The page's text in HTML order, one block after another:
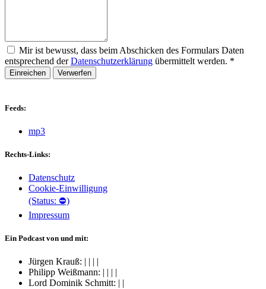
Mir ist bewusst, dass beim Abschicken des Formulars Daten
entsprechend derDatenschutzerklärung übermittelt werden. *
Einreichen Verwerfen
Feeds:
mp3
Rechts-Links:
Datenschutz
Cookie-Einwilligung
(Status: ⛔)
Impressum
Ein Podcast von und mit:
Jürgen Krauß: | | | |
Philipp Weißmann: | | | |
Lord Dominik Schmitt: | |